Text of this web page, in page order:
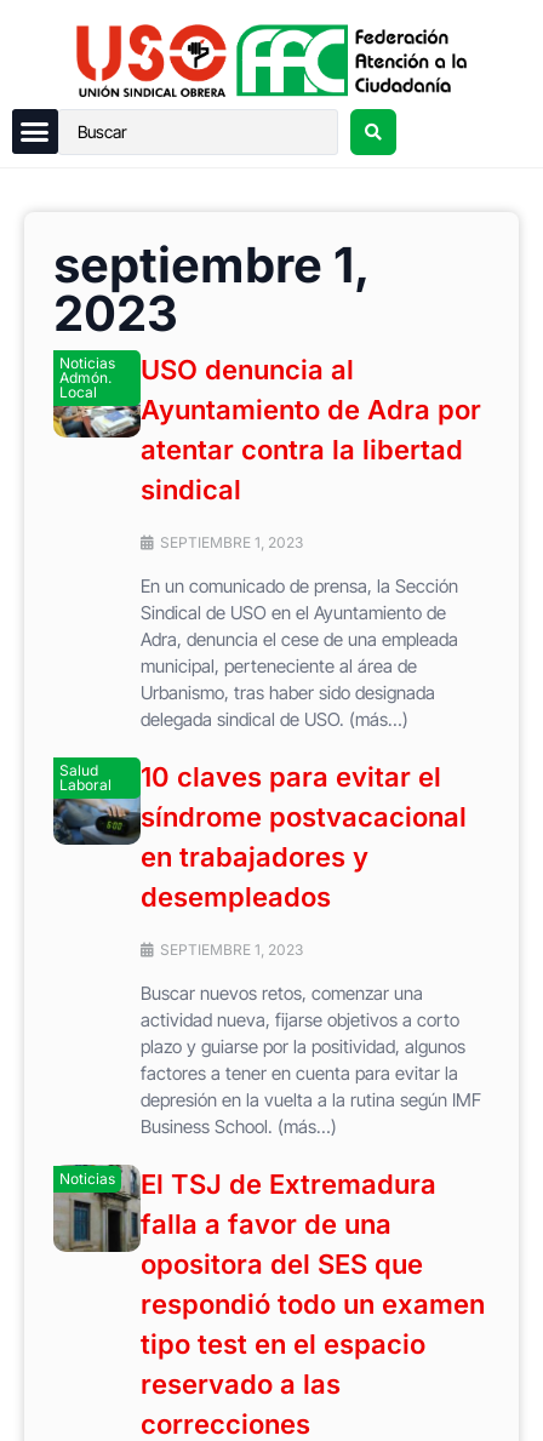
septiembre 1,
2023
Noticias
Admón.
Local
USO denuncia al
Ayuntamiento de Adra por
atentar contra la libertad
sindical
SEPTIEMBRE 1, 2023
En un comunicado de prensa, la Sección
Sindical de USO en el Ayuntamiento de
Adra, denuncia el cese de una empleada
municipal, perteneciente al área de
Urbanismo, tras haber sido designada
delegada sindical de USO. (más…)
Salud
Laboral
10 claves para evitar el
síndrome postvacacional
en trabajadores y
desempleados
SEPTIEMBRE 1, 2023
Buscar nuevos retos, comenzar una
actividad nueva, fijarse objetivos a corto
plazo y guiarse por la positividad, algunos
factores a tener en cuenta para evitar la
depresión en la vuelta a la rutina según IMF
Business School. (más…)
Noticias
El TSJ de Extremadura
falla a favor de una
opositora del SES que
respondió todo un examen
tipo test en el espacio
reservado a las
correcciones